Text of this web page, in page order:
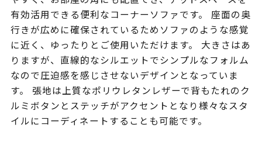
有効活用できる便利なコーナーソファです。 座面の奥
行きが広めに確保されているためソファのような感覚
に近く、ゆったりとご使用いただけます。 大きさはあ
りますが、直線的なシルエットでシンプルなフォルム
なので圧迫感を感じさせないデザインとなっていま
す。 張地は上質なポリウレタンレザーで背もたれのク
ルミボタンとステッチがアクセントとなり様々なスタ
イルにコーディネートすることも可能です。